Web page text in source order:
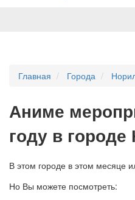
Главная Города
Аниме
году в
В этом городе в этом месяце
Но Вы можете посмотреть: